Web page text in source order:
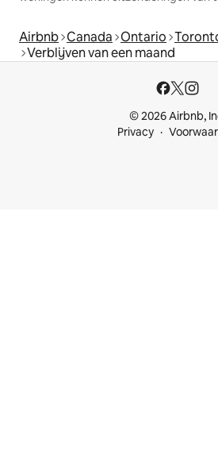
Airbnb Canada Ontario
Verblijven van een maand
© 2026 Airbnb,
Privacy